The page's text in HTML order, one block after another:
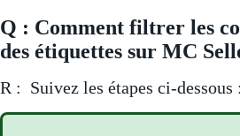
Q : Comment filtrer les
des étiquettes sur MC
R : Suivez les étapes ci-dessous :